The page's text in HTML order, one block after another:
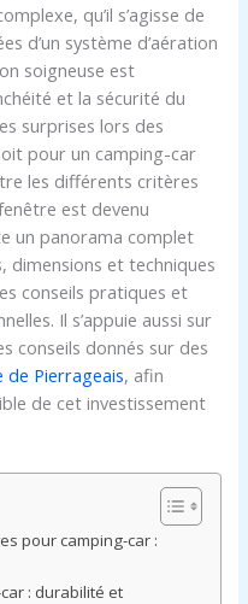
qu’il s’agisse de
d’un système d’aération
soigneuse est
et la sécurité du
surprises lors des
pour un camping-car
les différents critères
est devenu
un panorama complet
dimensions et techniques
conseils pratiques et
Il s’appuie aussi sur
conseils donnés sur des
de Pierrageais, afin
de cet investissement
pour camping-car :
: durabilité et